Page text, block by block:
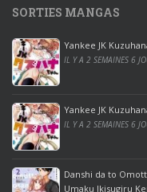
0
p
r
o
o
ff
i
c
e
2
SORTIES MANGAS
Yankee JK
IL Y A 2 SEMAINES 6
Yankee JK
IL Y A 2 SEMAINES 6
Danshi da to
Umaku Ikisugiru